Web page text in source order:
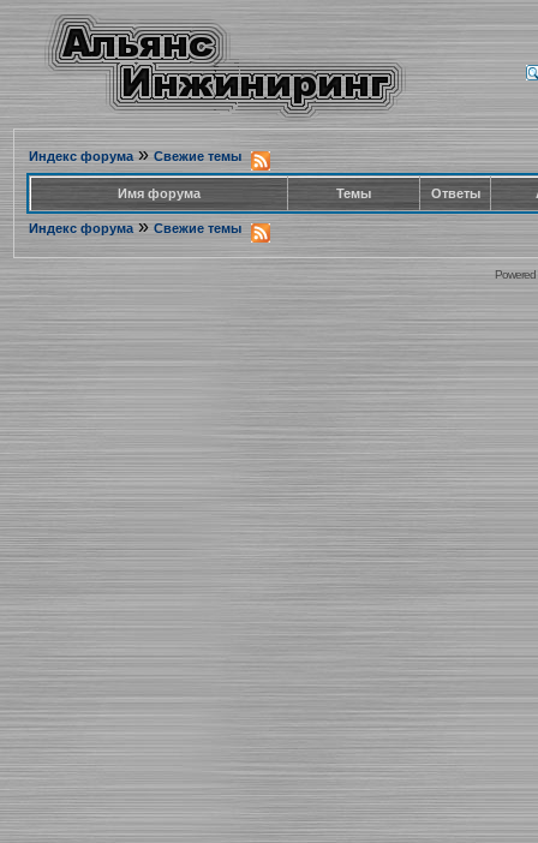
Индекс форума» Свежие темы
Имя форума Темы Ответы
Индекс форума » Свежие темы